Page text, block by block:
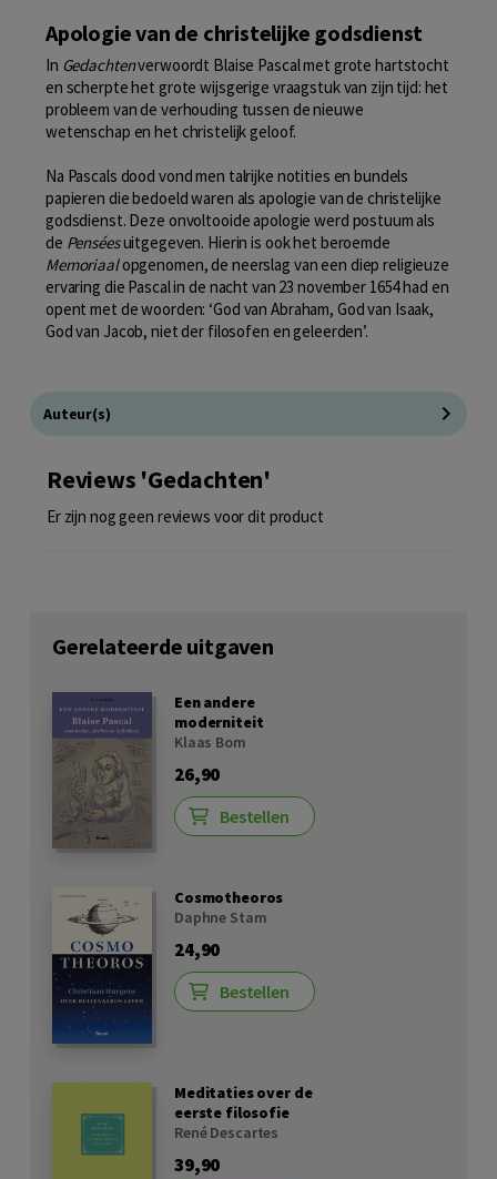
Apologie van de christelijke godsdienst
In Gedachtenverwoordt Blaise Pascal met grote hartstocht
en scherpte het grote wijsgerige vraagstuk van zijn tijd: het
probleem van de verhouding tussen de nieuwe
wetenschap en het christelijk geloof.
Na Pascals dood vond men talrijke notities en bundels
papieren die bedoeld waren als apologie van de christelijke
godsdienst. Deze onvoltooide apologie werd postuum als
de Penséesuitgegeven. Hierin is ook het beroemde
Memoriaalopgenomen, de neerslag van een diep religieuze
ervaring die Pascal in de nacht van 23 november 1654 had en
opent met de woorden: ‘God van Abraham, God van Isaak,
God van Jacob, niet der filosofen en geleerden’.
Auteur(s)
Reviews 'Gedachten'
Er zijn nog geen reviews voor dit product
Gerelateerde uitgaven
Een andere
moderniteit
Klaas Bom
26,90
Bestellen
Cosmotheoros
Daphne Stam
24,90
Bestellen
Meditaties over de
eerste filosofie
René Descartes
39,90